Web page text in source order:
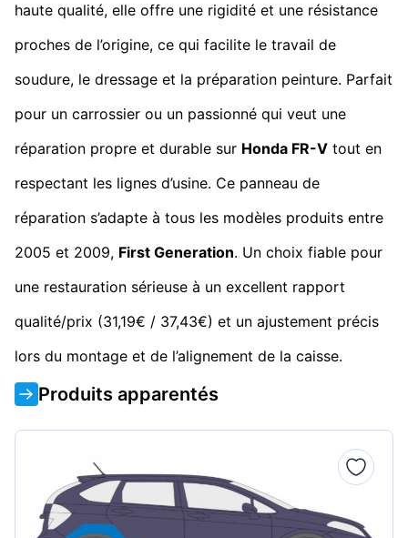
haute qualité, elle offre une rigidité et une résistance
proches de l’origine, ce qui facilite le travail de
soudure, le dressage et la préparation peinture. Parfait
pour un carrossier ou un passionné qui veut une
réparation propre et durable sur Honda FR-V tout en
respectant les lignes d’usine. Ce panneau de
réparation s’adapte à tous les modèles produits entre
2005 et 2009, First Generation. Un choix fiable pour
une restauration sérieuse à un excellent rapport
qualité/prix (31,19€ / 37,43€) et un ajustement précis
lors du montage et de l’alignement de la caisse.
Produits apparentés